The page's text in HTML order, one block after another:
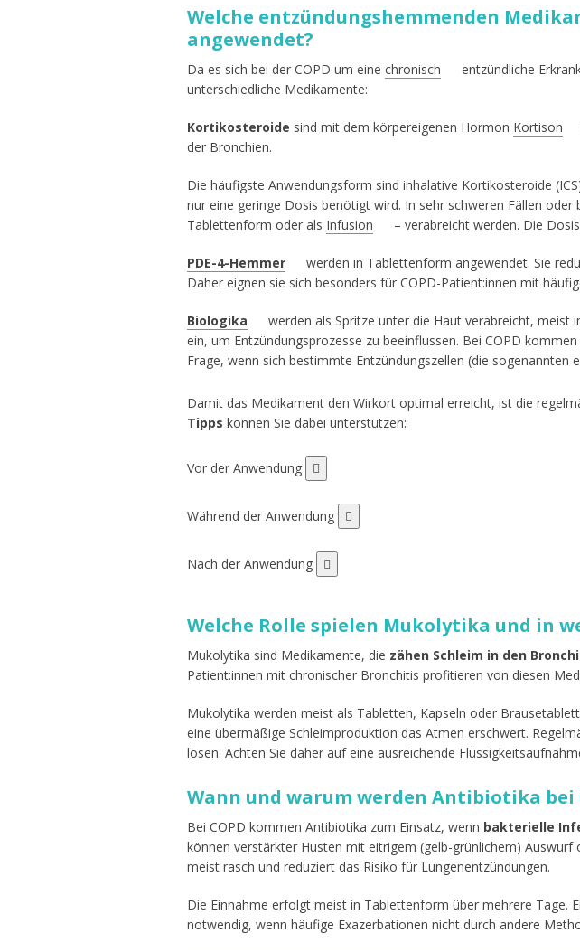
Welche entzündungshemmenden
angewendet?
Da es sich bei der COPD um eine chronisch
entzündliche
unterschiedliche Medikamente:
Kortikosteroide sind mit dem körpereigenen Hormon Kortison
der Bronchien.
Die häufigste Anwendungsform sind inhalative Kortikosteroide
nur eine geringe Dosis benötigt wird. In sehr schweren Fällen
Tablettenform oder als Infusion – verabreicht werden. Die
PDE-4-Hemmer
werden in Tablettenform angewendet. Sie
Daher eignen sie sich besonders für COPD-Patient:innen mit
Biologika
werden als Spritze unter die Haut verabreicht, meist
ein, um Entzündungsprozesse zu beeinflussen. Bei COPD
Frage, wenn sich bestimmte Entzündungszellen (die
Damit das Medikament den Wirkort optimal erreicht, ist die
Tipps können Sie dabei unterstützen:
Vor der Anwendung
Während der Anwendung
Nach der Anwendung
Welche Rolle spielen Mukolytika und in
Mukolytika sind Medikamente, die zähen Schleim in den
Patient:innen mit chronischer Bronchitis profitieren von diesen
Mukolytika werden meist als Tabletten, Kapseln oder
eine übermäßige Schleimproduktion das Atmen erschwert.
lösen. Achten Sie daher auf eine ausreichende
Wann und warum werden Antibiotika bei
Bei COPD kommen Antibiotika zum Einsatz, wenn bakterielle
können verstärkter Husten mit eitrigem (gelb-grünlichem)
meist rasch und reduziert das Risiko für Lungenentzündungen.
Die Einnahme erfolgt meist in Tablettenform über mehrere Tage.
notwendig, wenn häufige Exazerbationen nicht durch andere